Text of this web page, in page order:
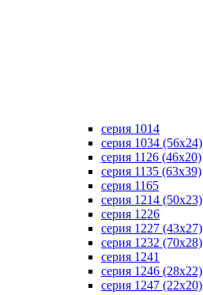
серия 1014
серия 1034 (56х24)
серия 1126 (46х20)
серия 1135 (63х39)
серия 1165
серия 1214 (50х23)
серия 1226
серия 1227 (43х27)
серия 1232 (70х28)
серия 1241
серия 1246 (28х22)
серия 1247 (22х20)